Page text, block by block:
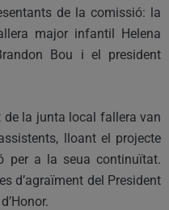
de la comissió: la
major infantil Helena
Bou i el president
de la junta local fallera van
lloant el projecte
per a la seua continuïtat.
d’agraïment del President